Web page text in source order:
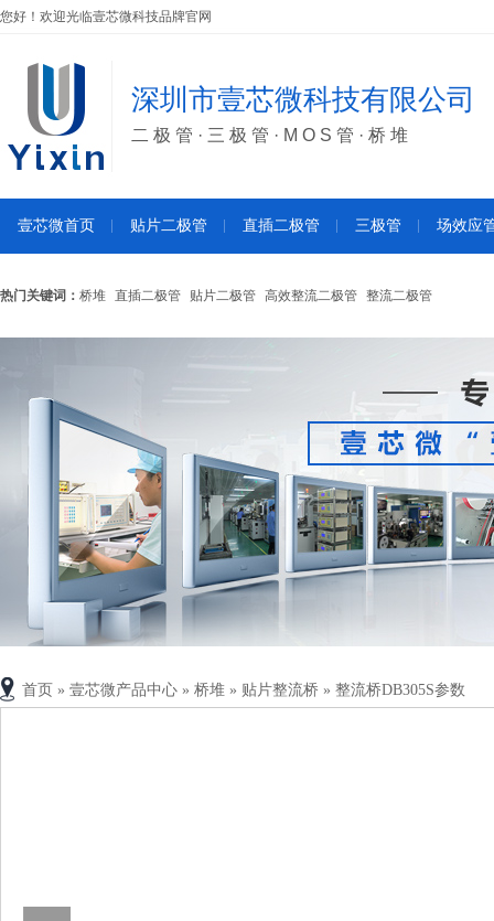
您好！欢迎光临壹芯微科技品牌官网
深圳市壹芯微科技有限公司
二极管·三极管·MOS管·桥堆
壹芯微首页 贴片二极管 直插二极管 三极管 场效应
热门关键词： 桥堆 直插二极管 贴片二极管 高效整流二极管 整流二极管
首页 » 壹芯微产品中心 » 桥堆 » 贴片整流桥 » 整流桥DB305S参数